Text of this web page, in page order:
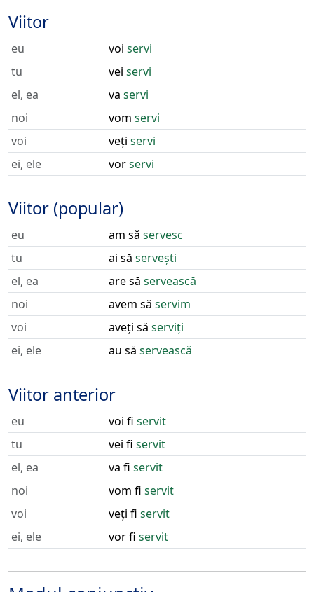
Viitor
eu voi servi
tu
vei servi
el, ea
va servi
noi
vom servi
voi
veți servi
ei, ele
vorservi
Viitor (popular)
eu am să servesc
tu
ai să servești
el, ea
are să servească
noi
avem să servim
voi
aveți să serviți
ei, ele
au să servească
Viitor anterior
eu voi fi servit
tu
vei fi servit
el, ea
va fi servit
noi
vom fi servit
voi
veți fi servit
ei, ele
vor fi servit